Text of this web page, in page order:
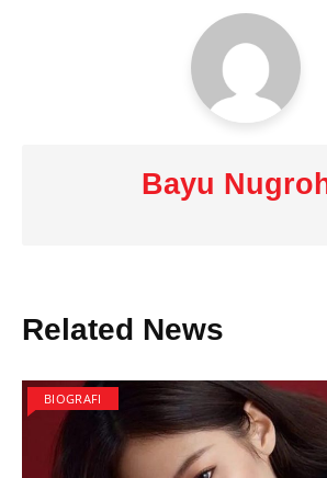
Bayu
Related News
BIOGRAFI